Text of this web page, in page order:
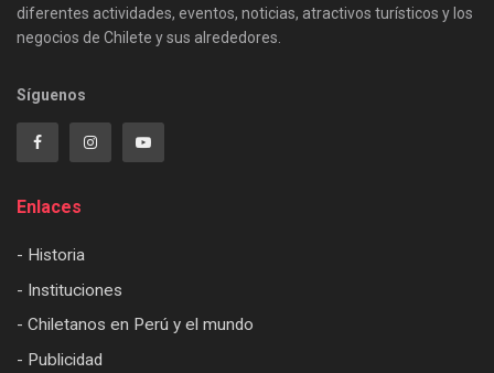
diferentes actividades, eventos, noticias, atractivos turísticos y los
negocios de Chilete y sus alrededores.
Síguenos
Enlaces
- Historia
- Instituciones
- Chiletanos en Perú y el mundo
- Publicidad